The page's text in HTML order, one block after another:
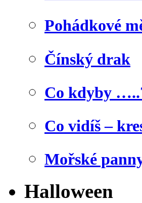
Pohádkové
Čínský drak
Co kdyby
Co vidíš –
Mořské
Halloween